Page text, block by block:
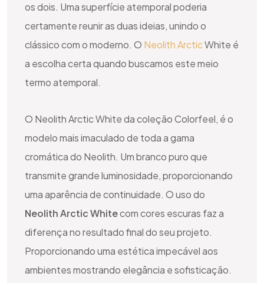
os dois. Uma superfície atemporal poderia
certamente reunir as duas ideias, unindo o
clássico com o moderno. O Neolith ArcticWhite é
a escolha certa quando buscamos este meio
termo atemporal.
O Neolith Arctic White da coleção Colorfeel, é o
modelo mais imaculado de toda a gama
cromática do Neolith. Um branco puro que
transmite grande luminosidade, proporcionando
uma aparência de continuidade. O uso do
Neolith Arctic Whitecom cores escuras faz a
diferença no resultado final do seu projeto.
Proporcionando uma estética impecável aos
ambientes mostrando elegância e sofisticação.